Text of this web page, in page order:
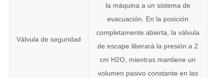
Válvula de seguridad
la máquina a un sistema de
evacuación. En la posición
completamente abierta, la válvula
de escape liberará la presión a 2
cm H2O, mientras mantiene un
volumen pasivo constante en las